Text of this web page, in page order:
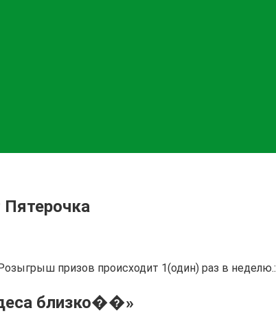
призов происходит 1(один) раз в неделю.:
близко��»